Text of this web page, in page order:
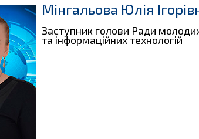
Мінгальова Юлія
Заступник голови Ради
та інформаційних технологій